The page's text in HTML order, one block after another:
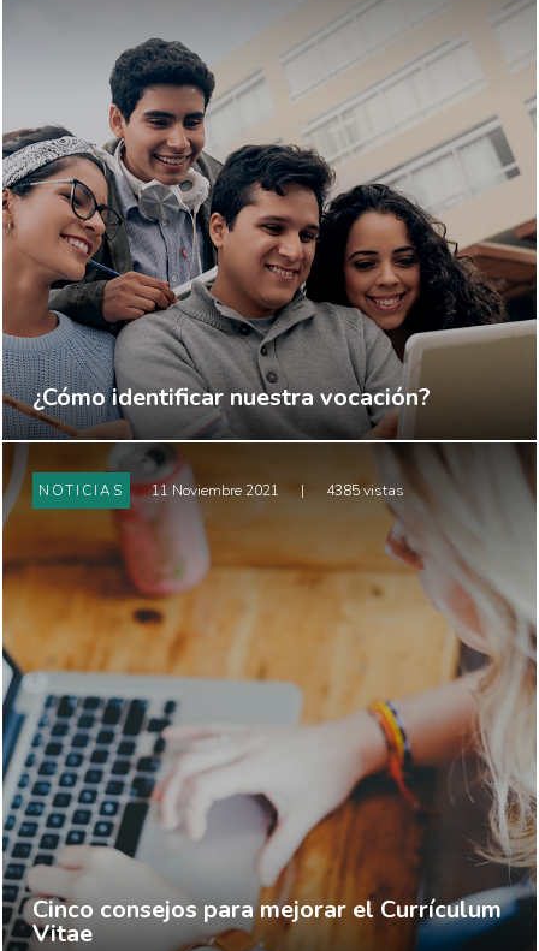
¿Cómo identificar nuestra vocación?
NOTICIAS 11 Noviembre 2021 | 4385 vistas
Cinco consejos para mejorar el Currículum
Vitae